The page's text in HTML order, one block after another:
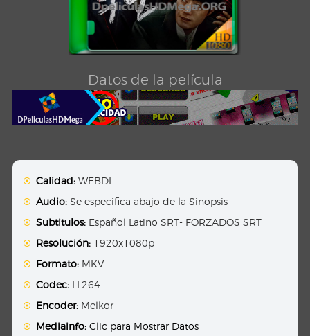
Datos de la película
Calidad: WEBDL
Audio: Se especifica abajo de la Sinopsis
Subtitulos: Español Latino SRT- FORZADOS SRT
Resolución: 1920x1080p
Formato: MKV
Codec: H.264
Encoder: Melkor
Mediainfo: Clic para Mostrar Datos